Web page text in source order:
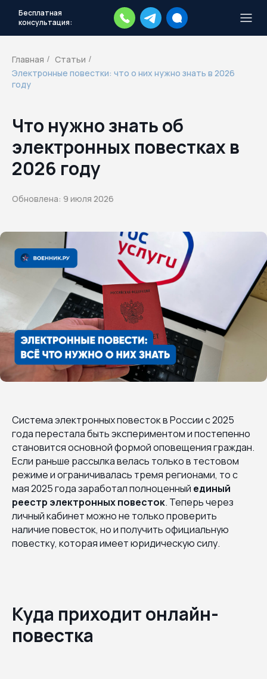
Бесплатная
консультация:
Главная / Статьи /
Электронные повестки: что о них нужно знать в 2026
году
Что нужно знать об
электронных повестках в
2026 году
Обновлена: 9 июля 2026
Система электронных повесток в России с 2025
года перестала быть экспериментом и постепенно
становится основной формой оповещения граждан.
Если раньше рассылка велась только в тестовом
режиме и ограничивалась тремя регионами, то с
мая 2025 года заработал полноценный единый
реестр электронных повесток. Теперь через
личный кабинет можно не только проверить
наличие повесток, но и получить официальную
повестку, которая имеет юридическую силу.
Куда приходит онлайн-
повестка
каждый день.
действий